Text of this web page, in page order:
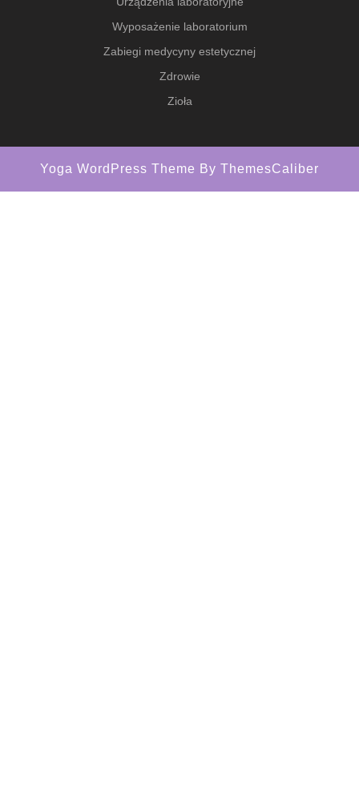
Wyposażenie laboratorium
Zabiegi medycyny estetycznej
Zdrowie
Zioła
Yoga WordPress Theme By ThemesCaliber